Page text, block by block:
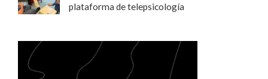
plataforma de telepsicología